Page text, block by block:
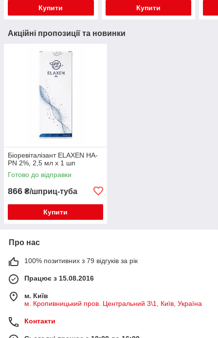
Купити Купити
Акційні пропозиції та новинки
Біоревіталізант ELAXEN HA-
PN 2%, 2,5 мл x 1 шп
Готово до відправки
866 ₴/шприц-туба
Купити
Про нас
100% позитивних з 79 відгуків за рік
Працює з 15.08.2016
м. Київ
м. Кропивницький пров. Центральний 3\1, Київ, Україна
Контакти